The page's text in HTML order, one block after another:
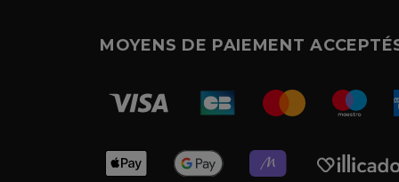
MOYENS DE PAIEMENT